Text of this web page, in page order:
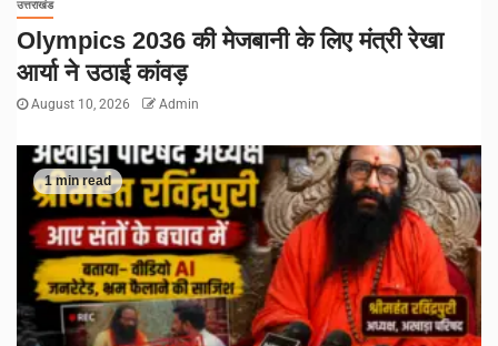
उत्तराखंड
Olympics 2036 की मेजबानी के लिए मंत्री रेखा
आर्या ने उठाई कांवड़
August 10, 2026 Admin
1 min read